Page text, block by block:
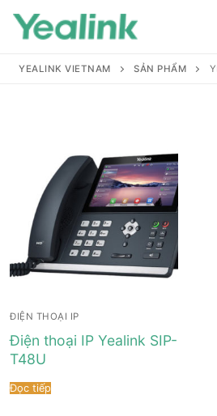
Home
Sản phẩm
Hỗ trợ
Tài liệu hướng dẫn
Tài liệu hướng dẫn
Đại lý
Tin tức
YEALINK VIETNAM SẢN PHẨM
ĐIỆN THOẠI IP
Điện thoại IP Yealink SIP-
T48U
Đọc tiếp